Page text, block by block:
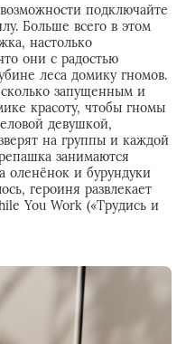
подключайте
Больше всего в этом
настолько
они с радостью
леса домику гномов.
запущенным и
красоту, чтобы гномы
девушкой,
на группы и каждой
занимаются
оленёнок и бурундуки
героиня развлекает
You Work («Трудись и